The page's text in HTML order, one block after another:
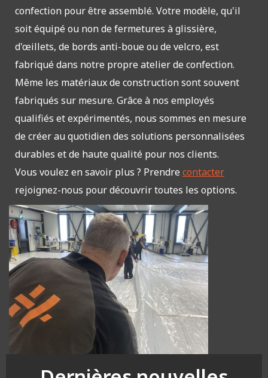
confection pour être assemblé. Votre modèle, qu'il
soit équipé ou non de fermetures à glissière,
d'œillets, de bords anti-boue ou de velcro, est
fabriqué dans notre propre atelier de confection.
Même les matériaux de construction sont souvent
fabriqués sur mesure. Grâce à nos employés
qualifiés et expérimentés, nous sommes en mesure
de créer au quotidien des solutions personnalisées
durables et de haute qualité pour nos clients.
Vous voulez en savoir plus ? Prendre contacter
rejoignez-nous pour découvrir toutes les options.